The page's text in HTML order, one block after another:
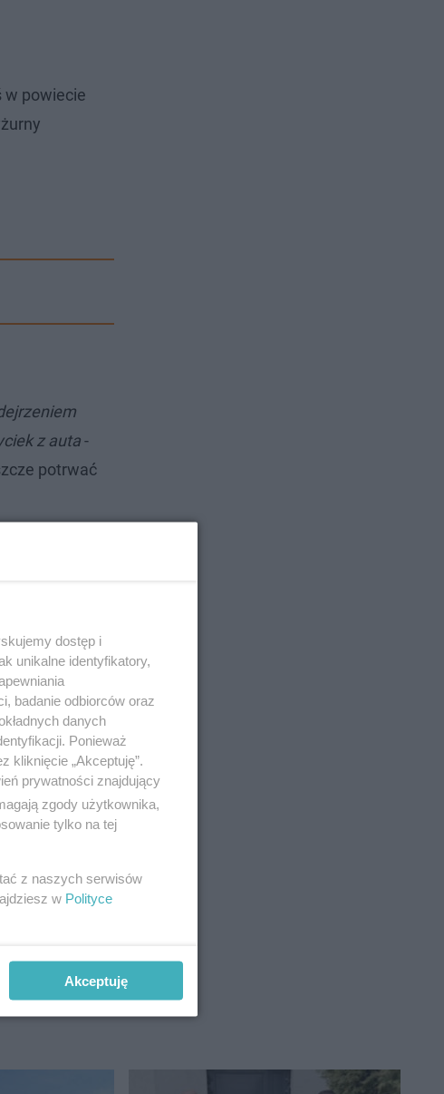
w powiecie
z auta-
potrwać
który
dostęp i
unikalne identyfikatory,
badanie odbiorców oraz
danych
Ponieważ
kliknięcie „Akceptuję”.
prywatności znajdujący
zgody użytkownika,
tylko na tej
z naszych serwisów
w Polityce
Akceptuję